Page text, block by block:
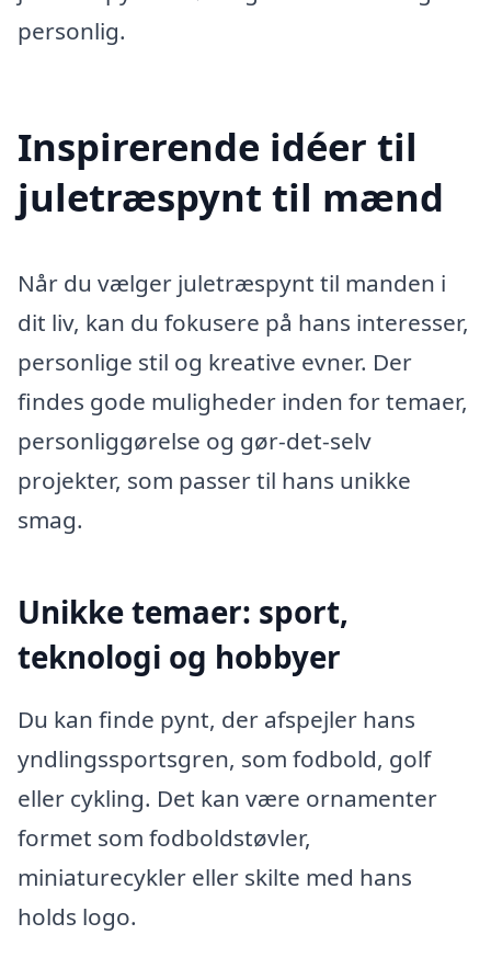
personlig.
Inspirerende idéer til
juletræspynt til mænd
Når du vælger juletræspynt til manden i
dit liv, kan du fokusere på hans interesser,
personlige stil og kreative evner. Der
findes gode muligheder inden for temaer,
personliggørelse og gør-det-selv
projekter, som passer til hans unikke
smag.
Unikke temaer: sport,
teknologi og hobbyer
Du kan finde pynt, der afspejler hans
yndlingssportsgren, som fodbold, golf
eller cykling. Det kan være ornamenter
formet som fodboldstøvler,
miniaturecykler eller skilte med hans
holds logo.